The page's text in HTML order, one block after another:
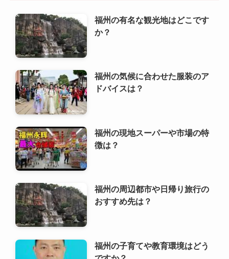
福州の有名な観光地はどこです
か？
福州の気候に合わせた服装のア
ドバイスは？
福州の現地スーパーや市場の特
徴は？
福州の周辺都市や日帰り旅行の
おすすめ先は？
福州の子育てや教育環境はどう